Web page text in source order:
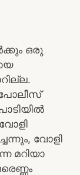
ഒരു
പോലീസ്
വോളി
മറിയാ